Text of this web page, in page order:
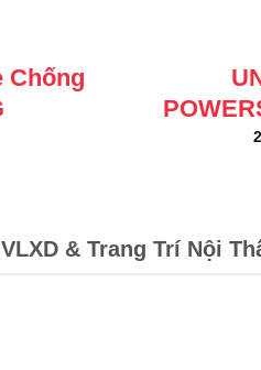
Chống
& Trang Trí Nội